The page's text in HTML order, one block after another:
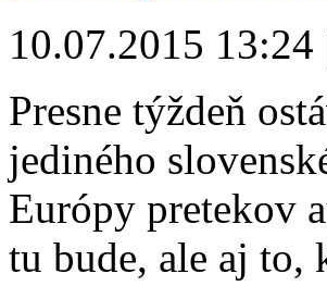
10.07.2015
Presne týždeň
jediného
Európy pretekov
tu bude, ale aj